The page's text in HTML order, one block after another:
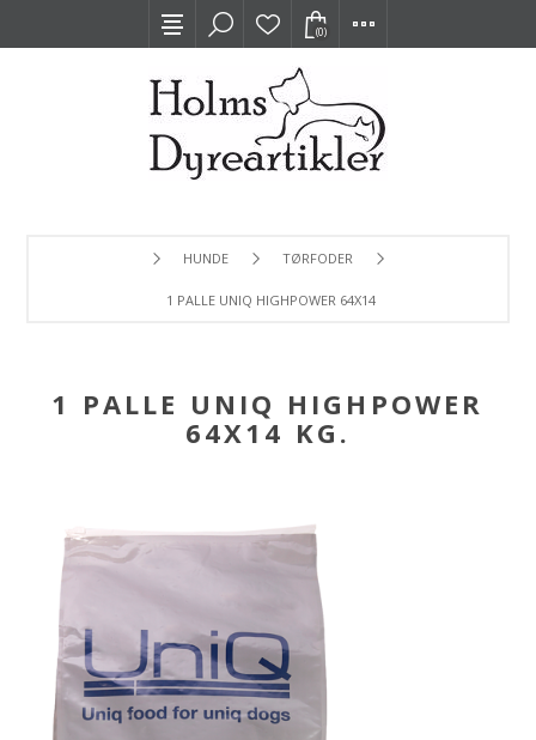
(0)
HUNDE TØRFODER
1 PALLE UNIQ HIGHPOWER 64X14 KG.
1 PALLE UNIQ HIGHPOWER
64X14 KG.